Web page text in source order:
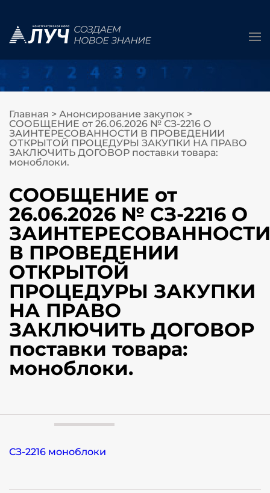
Главная > Анонсирование закупок >
СООБЩЕНИЕ от 26.06.2026 № СЗ-2216 О
ЗАИНТЕРЕСОВАННОСТИ В ПРОВЕДЕНИИ
ОТКРЫТОЙ ПРОЦЕДУРЫ ЗАКУПКИ НА ПРАВО
ЗАКЛЮЧИТЬ ДОГОВОР поставки товара:
моноблоки.
СООБЩЕНИЕ от
26.06.2026 № СЗ-2216 О
ЗАИНТЕРЕСОВАННОСТИ
В ПРОВЕДЕНИИ
ОТКРЫТОЙ
ПРОЦЕДУРЫ ЗАКУПКИ
НА ПРАВО
ЗАКЛЮЧИТЬ ДОГОВОР
поставки товара:
моноблоки.
СЗ-2216 моноблоки